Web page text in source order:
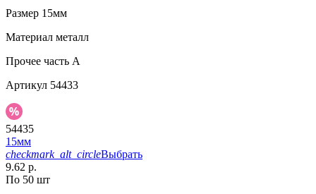
Размер 15мм
Материал металл
Прочее часть A
Артикул 54433
54435
15мм
checkmark_alt_circleВыбрать
9.62 р.
По 50 шт